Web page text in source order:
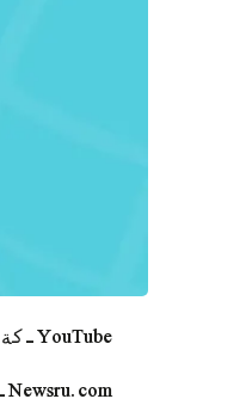
YouTube-كة ورنالاستئرئلعان بةينةجازبادان مايمئل ءتارئزدئ ماقذلئقتئ كورؤگة بولادئ.